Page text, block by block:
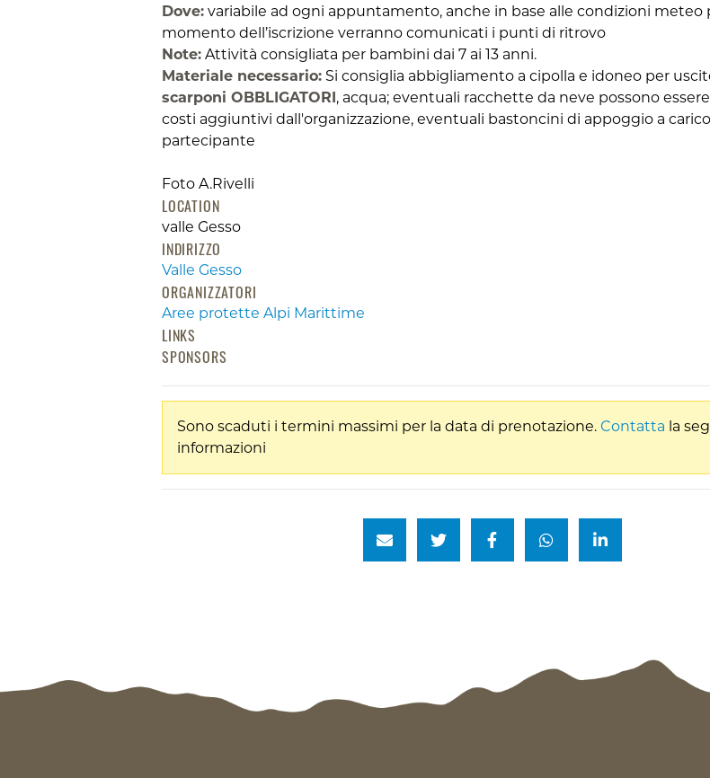
Dove: variabile ad ogni appuntamento, anche in base alle condizioni meteo
momento dell’iscrizione verranno comunicati i punti di ritrovo
Note: Attività consigliata per bambini dai 7 ai 13 anni.
Materiale necessario: Si consiglia abbigliamento a cipolla e idoneo per
scarponi OBBLIGATORI , acqua; eventuali racchette da neve possono
costi aggiuntivi dall'organizzazione, eventuali bastoncini di appoggio a carico
partecipante
Foto A.Rivelli
LOCATION
valle Gesso
INDIRIZZO
Valle Gesso
ORGANIZZATORI
Aree protette Alpi Marittime
LINKS
SPONSORS
Sono scaduti i termini massimi per la data di prenotazione. Contatta la
informazioni